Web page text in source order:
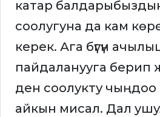
катар
соолугуна да кам
керек. Ага бүгүн
пайдаланууга берип
ден соолукту чыңдоо
айкын мисал. Дал